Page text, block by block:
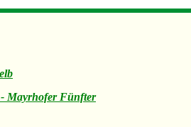
Mayrhofer Fünfter